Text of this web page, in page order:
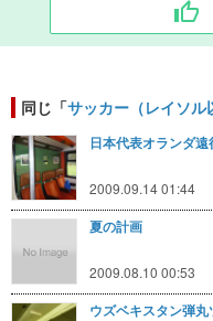
同じ「サッカー（レイソル
日本代表オランダ
2009.09.14 01:44
夏の計画
2009.08.10 00:53
ウズベキスタン弾丸